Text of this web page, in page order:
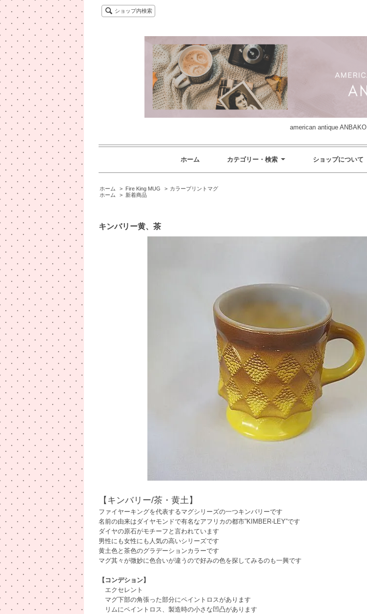
ショップ内検索
american antique ANBAKO
ホーム カテゴリー・検索 ショップについて
ホーム > Fire King MUG > カラープリントマグ
ホーム
> 新着商品
キンバリー黄、茶
【キンバリー/茶・黄土】
ファイヤーキングを代表するマグシリーズの一つキンバリーです
名前の由来はダイヤモンドで有名なアフリカの都市”KIMBER-LEY”です
ダイヤの原石がモチーフと言われています
男性にも女性にも人気の高いシリーズです
黄土色と茶色のグラデーションカラーです
マグ其々が微妙に色合いが違うので好みの色を探してみるのも一興です
【コンデション】
エクセレント
マグ下部の角張った部分にペイントロスがあります
リムにペイントロス、製造時の小さな凹凸があります